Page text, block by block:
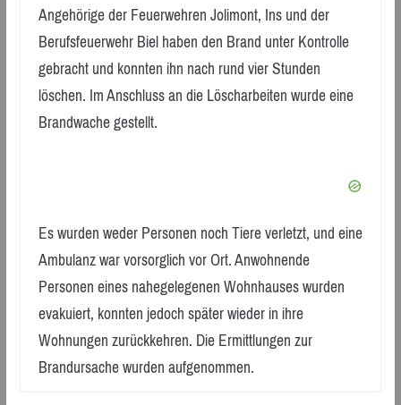
Angehörige der Feuerwehren Jolimont, Ins und der
Berufsfeuerwehr Biel haben den Brand unter Kontrolle
gebracht und konnten ihn nach rund vier Stunden
löschen. Im Anschluss an die Löscharbeiten wurde eine
Brandwache gestellt.
Es wurden weder Personen noch Tiere verletzt, und eine
Ambulanz war vorsorglich vor Ort. Anwohnende
Personen eines nahegelegenen Wohnhauses wurden
evakuiert, konnten jedoch später wieder in ihre
Wohnungen zurückkehren. Die Ermittlungen zur
Brandursache wurden aufgenommen.